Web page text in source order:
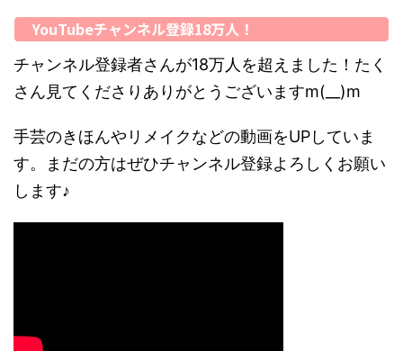
YouTubeチャンネル登録18万人！
チャンネル登録者さんが18万人を超えました！たく
さん見てくださりありがとうございますm(__)m
手芸のきほんやリメイクなどの動画をUPしていま
す。まだの方はぜひチャンネル登録よろしくお願い
します♪